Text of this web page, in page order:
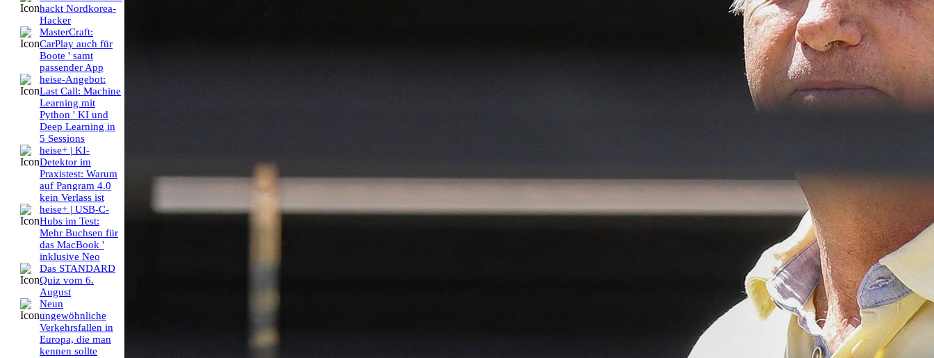
hackt Nordkorea-
Hacker
MasterCraft:
CarPlay auch für
Boote ' samt
passender App
heise-Angebot:
Last Call: Machine
Learning mit
Python ' KI und
Deep Learning in
5 Sessions
heise+ | KI-
Detektor im
Praxistest: Warum
auf Pangram 4.0
kein Verlass ist
heise+ | USB-C-
Hubs im Test:
Mehr Buchsen für
das MacBook '
inklusive Neo
Das STANDARD
Quiz vom 6.
August
Neun
ungewöhnliche
Verkehrsfallen in
Europa, die man
kennen sollte